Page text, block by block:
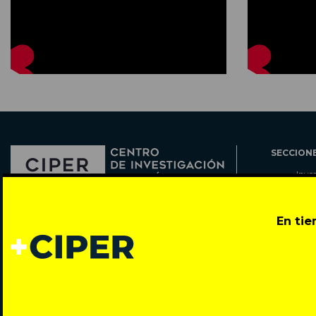
En
Todos los derechos reservados © 2007-2026